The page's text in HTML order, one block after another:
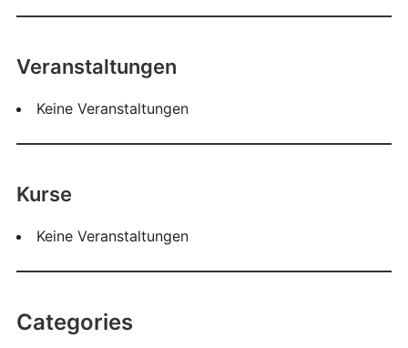
Veranstaltungen
Keine Veranstaltungen
Kurse
Keine Veranstaltungen
Categories